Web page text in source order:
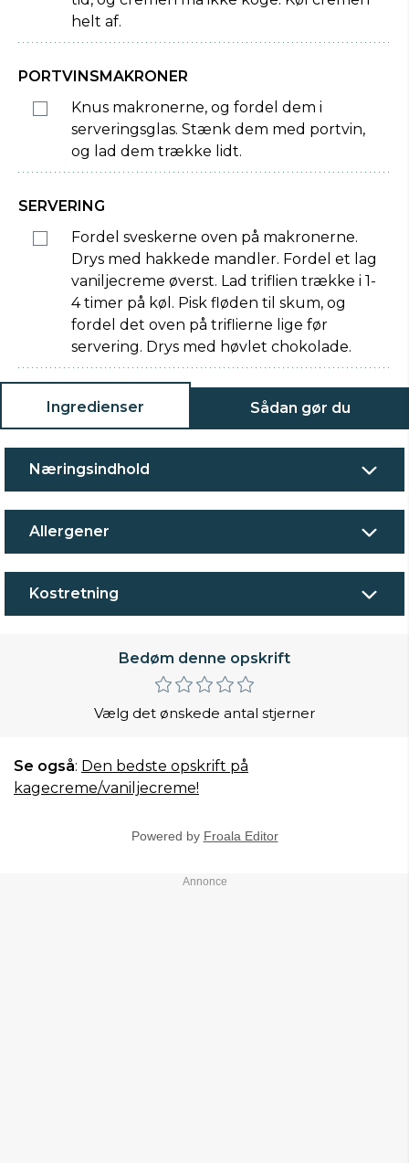
helt af.
PORTVINSMAKRONER
Knus makronerne, og fordel dem i
serveringsglas. Stænk dem med portvin,
og lad dem trække lidt.
SERVERING
Fordel sveskerne oven på makronerne.
Drys med hakkede mandler. Fordel et lag
vaniljecreme øverst. Lad triflien trække i 1-
4 timer på køl. Pisk fløden til skum, og
fordel det oven på triflierne lige før
servering. Drys med høvlet chokolade.
Ingredienser Sådan gør du
Næringsindhold
Allergener
Kostretning
Bedøm denne opskrift
Vælg det ønskede antal stjerner
Se også: Den bedste opskrift på
kagecreme/vaniljecreme!
Powered by Froala Editor